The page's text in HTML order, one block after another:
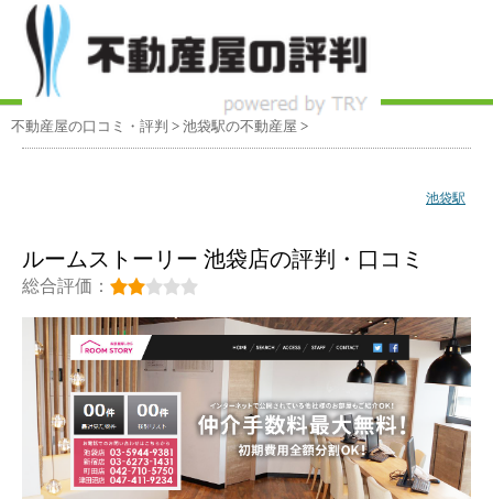
不動産屋の口コミ・評判 > 池袋駅の不動産屋 >
池袋駅
ルームストーリー 池袋店の評判・口コミ
総合評価：